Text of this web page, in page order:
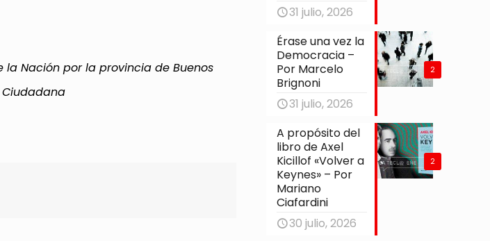
Nación por la provincia de Buenos
Ciudadana
31 julio, 2026
2
Érase una vez la
Democracia –
Por Marcelo
Brignoni
31 julio, 2026
2
A propósito del
libro de Axel
Kicillof «Volver a
Keynes» – Por
Mariano
Ciafardini
30 julio, 2026